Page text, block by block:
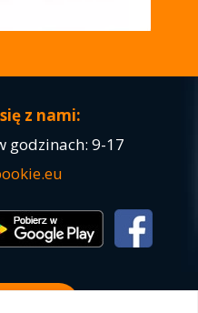
z nami:
godzinach: 9-17